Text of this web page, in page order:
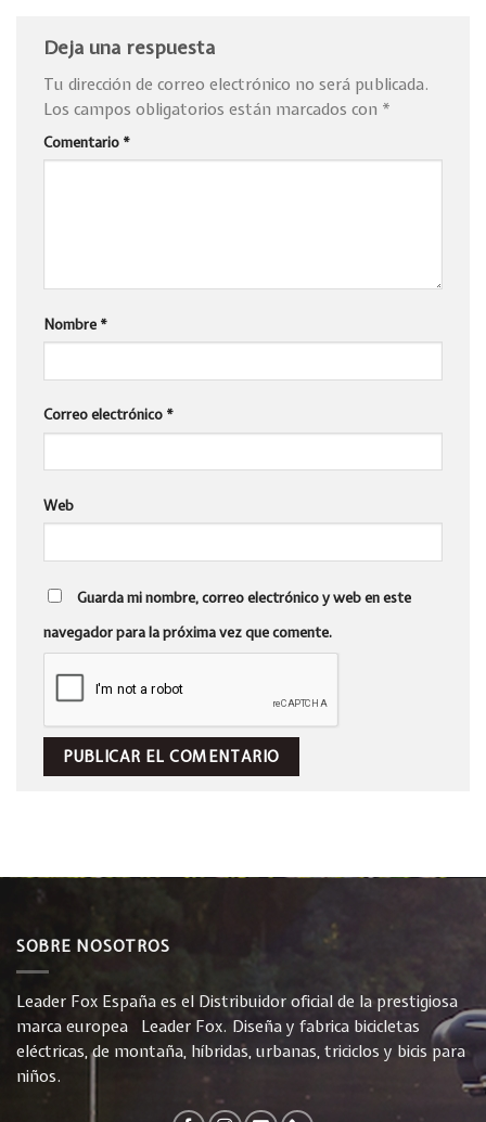
Deja una respuesta
Tu dirección de correo electrónico no será publicada.
Los campos obligatorios están marcados con *
Comentario *
Nombre *
Correo electrónico *
Web
Guarda mi nombre, correo electrónico y web en este
navegador para la próxima vez que comente.
SOBRE NOSOTROS
Leader Fox España es el Distribuidor oficial de la prestigiosa
marca europea Leader Fox. Diseña y fabrica bicicletas
eléctricas, de montaña, híbridas, urbanas, triciclos y bicis para
niños.